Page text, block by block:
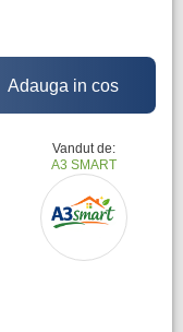
Adauga in cos
Vandut de:
A3 SMART